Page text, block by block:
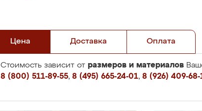
Цена Доставка Оплата
Стоимость зависит от размеров и материалов
8 (800) 511-89-55, 8 (495) 665-24-01, 8 (926) 409-68-